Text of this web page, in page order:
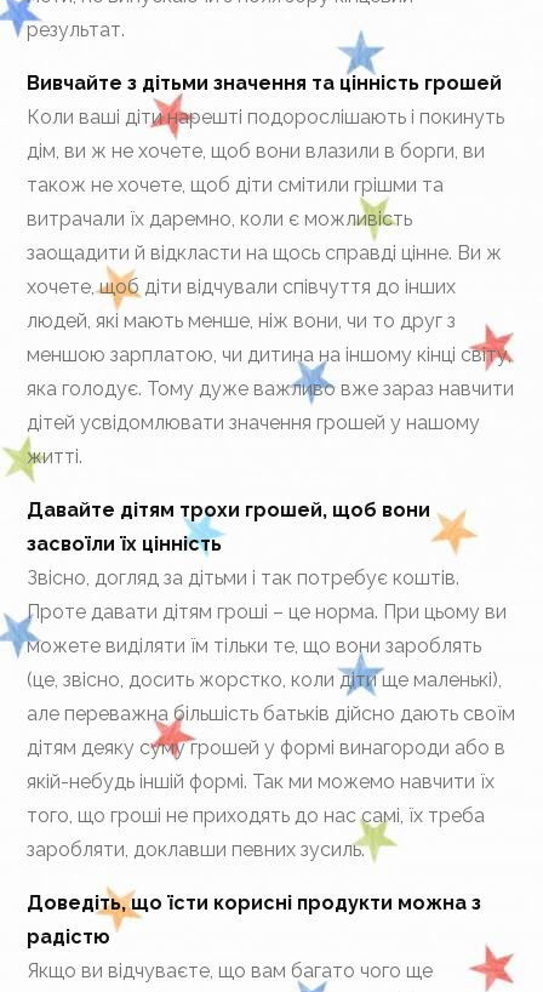
результат.
Вивчайте з дітьми значення та цінність грошей
Коли ваші діти нарешті подорослішають і покинуть
дім, ви ж не хочете, щоб вони влазили в борги, ви
також не хочете, щоб діти смітили грішми та
витрачали їх даремно, коли є можливість
заощадити й відкласти на щось справді цінне. Ви ж
хочете, щоб діти відчували співчуття до інших
людей, які мають менше, ніж вони, чи то друг з
меншою зарплатою, чи дитина на іншому кінці світу,
яка голодує. Тому дуже важливо вже зараз навчити
дітей усвідомлювати значення грошей у нашому
житті.
Давайте дітям трохи грошей, щоб вони
засвоїли їх цінність
Звісно, догляд за дітьми і так потребує коштів.
Проте давати дітям гроші – це норма. При цьому ви
можете виділяти їм тільки те, що вони зароблять
(це, звісно, досить жорстко, коли діти ще маленькі),
але переважна більшість батьків дійсно дають своїм
дітям деяку суму грошей у формі винагороди або в
якій-небудь іншій формі. Так ми можемо навчити їх
того, що гроші не приходять до нас самі, їх треба
заробляти, доклавши певних зусиль.
Доведіть, що їсти корисні продукти можна з
радістю
Якщо ви відчуваєте, що вам багато чого ще